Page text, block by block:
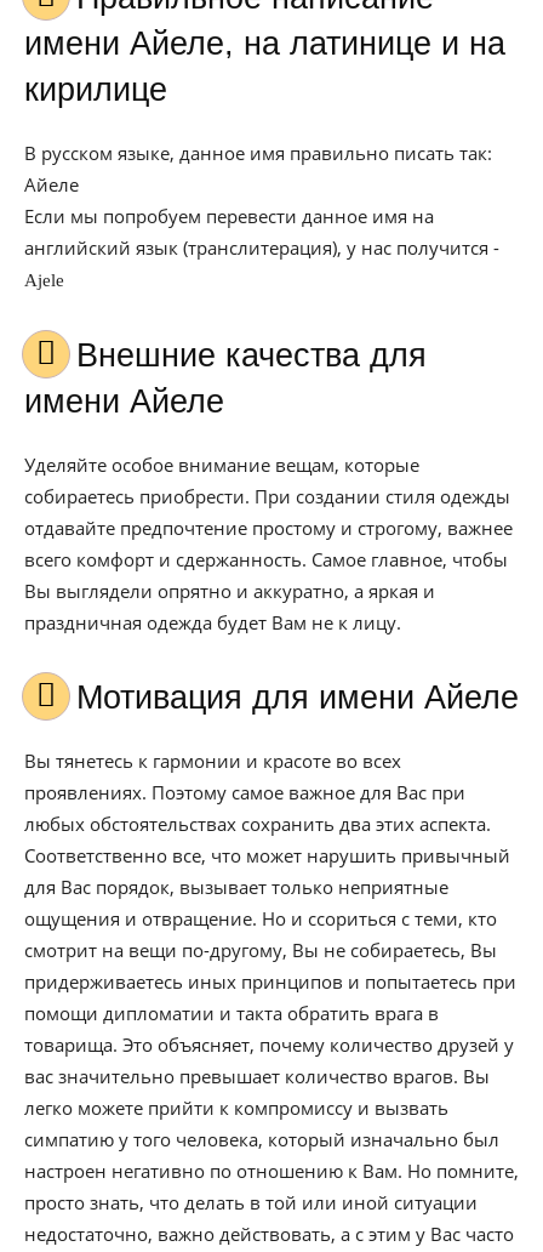
имени Айеле, на латинице и на
кирилице
В русском языке, данное имя правильно писать так:
Айеле
Если мы попробуем перевести данное имя на
английский язык (транслитерация), у нас получится -
Ajele
Внешние качества для
имени Айеле
Уделяйте особое внимание вещам, которые
собираетесь приобрести. При создании стиля одежды
отдавайте предпочтение простому и строгому, важнее
всего комфорт и сдержанность. Самое главное, чтобы
Вы выглядели опрятно и аккуратно, а яркая и
праздничная одежда будет Вам не к лицу.
Мотивация для имени Айеле
Вы тянетесь к гармонии и красоте во всех
проявлениях. Поэтому самое важное для Вас при
любых обстоятельствах сохранить два этих аспекта.
Соответственно все, что может нарушить привычный
для Вас порядок, вызывает только неприятные
ощущения и отвращение. Но и ссориться с теми, кто
смотрит на вещи по-другому, Вы не собираетесь, Вы
придерживаетесь иных принципов и попытаетесь при
помощи дипломатии и такта обратить врага в
товарища. Это объясняет, почему количество друзей у
вас значительно превышает количество врагов. Вы
легко можете прийти к компромиссу и вызвать
симпатию у того человека, который изначально был
настроен негативно по отношению к Вам. Но помните,
просто знать, что делать в той или иной ситуации
недостаточно, важно действовать, а с этим у Вас часто